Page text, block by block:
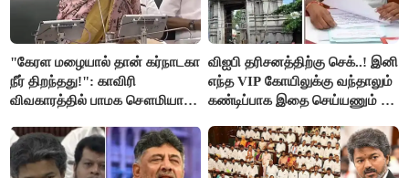
"கேரள மழையால் தான் கர்நாடகா
நீர் திறந்தது!": காவிரி
விவகாரத்தில் பாமக சௌமியா
விஐபி தரிசனத்திற்கு செக்..! இனி
எந்த VIP கோயிலுக்கு வந்தாலும்
கண்டிப்பாக இதை செய்யணும் -